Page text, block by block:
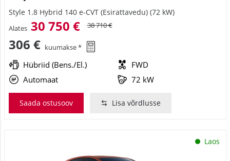
Style 1.8 Hybrid 140 e-CVT (Esirattavedu) (72 kW)
Alates 30 750 € 38 710 €
306 € kuumakse *
Hübriid (Bens./El.)
FWD
Automaat
72 kW
Saada ostusoov Lisa võrdlusse
Laos